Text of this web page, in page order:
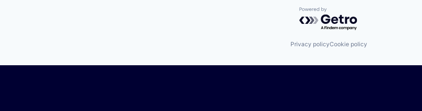
Powered by Getro.com
Privacy policyCookie policy